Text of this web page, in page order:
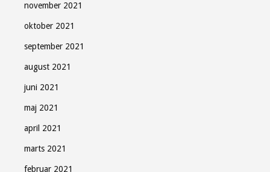
november 2021
oktober 2021
september 2021
august 2021
juni 2021
maj 2021
april 2021
marts 2021
februar 2021